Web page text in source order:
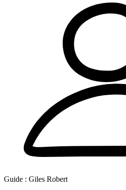
Guide : Giles Robert